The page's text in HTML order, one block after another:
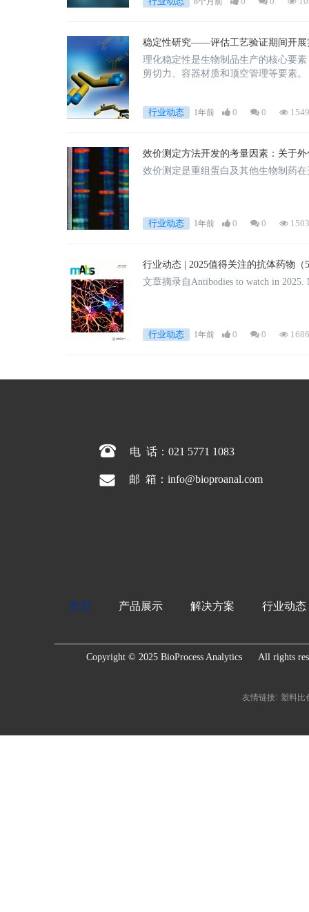
稳定性研究——评估工艺验证期间开展
理化稳定性是生物制品生产的核心要
剪切力、容器材质和顶空管理等要素。
行业动态 1年前 0 0
效价测定方法开发的考量因素：关于
效价测定是重组蛋白及其他生物制药
行业动态 1年前 0 0
行业动态 | 2025值得关注的抗体药物（
文章摘录自Antibodies to watch in
行业动态 1年前 0 0
首页 产品展示 解决方案 行业动态
Copyright © 2025 BioProcess Analytics      All rights
电  话：021 5771 1083
邮  箱：info@bioproanal.com
友情链接: 塑料比